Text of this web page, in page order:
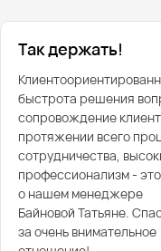
Так держать!
быстрота решения
сопровождение
протяжении всего
сотрудничества,
профессионализм -
о нашем менеджере
Байновой Татьяне.
за очень внимательное